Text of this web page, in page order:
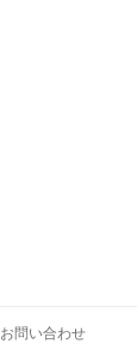
お問い合わせ